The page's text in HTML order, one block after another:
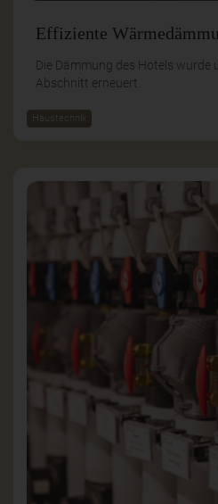
Effiziente
Die Dämmung des Hotels
Abschnitt erneuert.
Haustechnik